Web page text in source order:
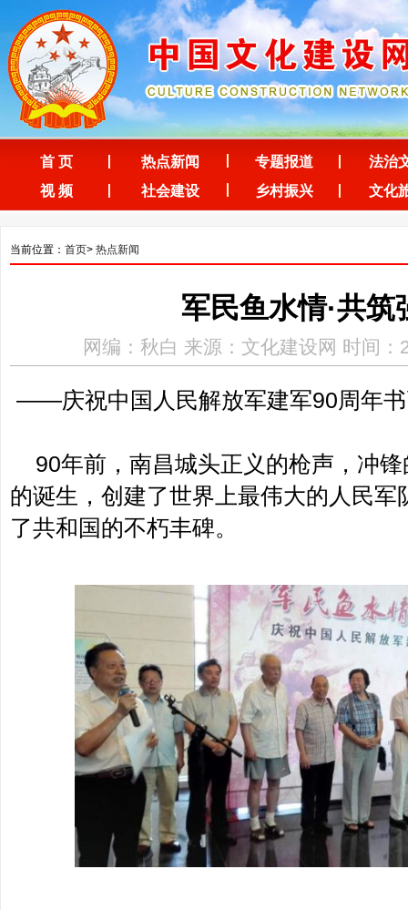
首 页 热点新闻 专题报道
法治
视 频
社会建设 乡村振兴 文化
当前位置： 首页> 热点新闻
军民鱼水情·共筑
网编：秋白 来源：文化建设网 时间
——庆祝中国人民解放军建军90周年
90年前，南昌城头正义的枪声，冲锋
的诞生，创建了世界上最伟大的人民军
了共和国的不朽丰碑。